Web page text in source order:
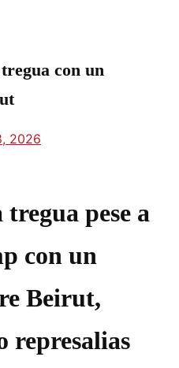
con un
2026
pese a
con un
Beirut,
represalias